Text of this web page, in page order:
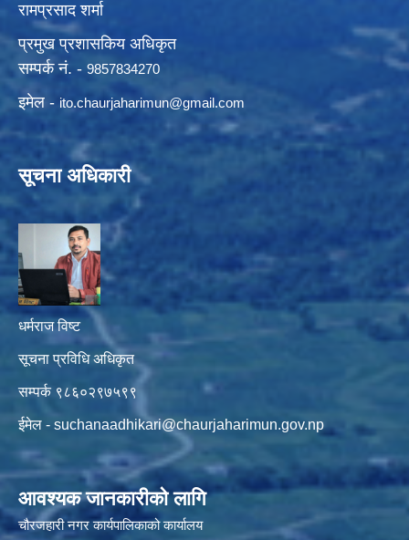
रामप्रसाद शर्मा
प्रमुख प्रशासकिय अधिकृत
सम्पर्क नं. - 9857834270
इमेल - ito.chaurjaharimun@gmail.com
सूचना अधिकारी
धर्मराज विष्ट
सूचना प्रविधि अधिकृत
सम्पर्क ९८६०२९७५९९
ईमेल - suchanaadhikari@chaurjaharimun.gov.np
आवश्यक जानकारीको लागि
चौरजहारी नगर कार्यपालिकाको कार्यालय